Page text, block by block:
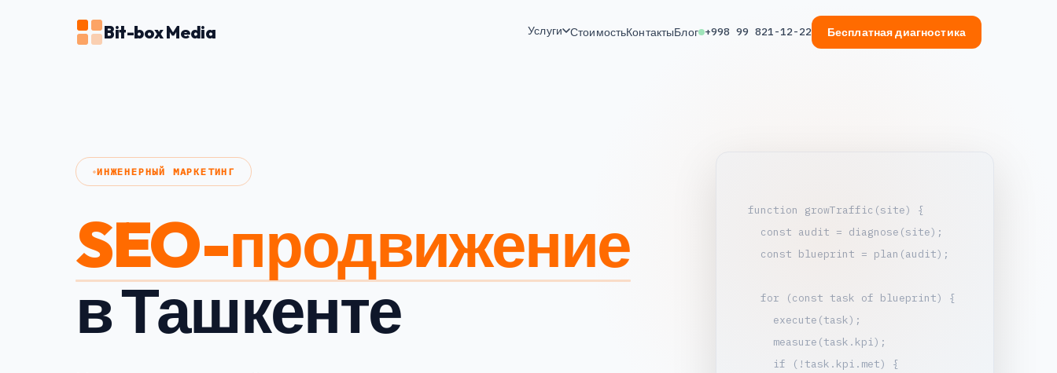
Bit-box Media Услуги СтоимостьКонтактыБлог +998 99 821-12-22 Бесплатная диагностика
ИНЖЕНЕРНЫЙ МАРКЕТИНГ
SEO-продвижение
в Ташкенте
function growTraffic(site) {
  const audit = diagnose(site);
  const blueprint = plan(audit);
  for (const task of blueprint) {
    execute(task);
    measure(task.kpi);
    if (!task.kpi.met) {